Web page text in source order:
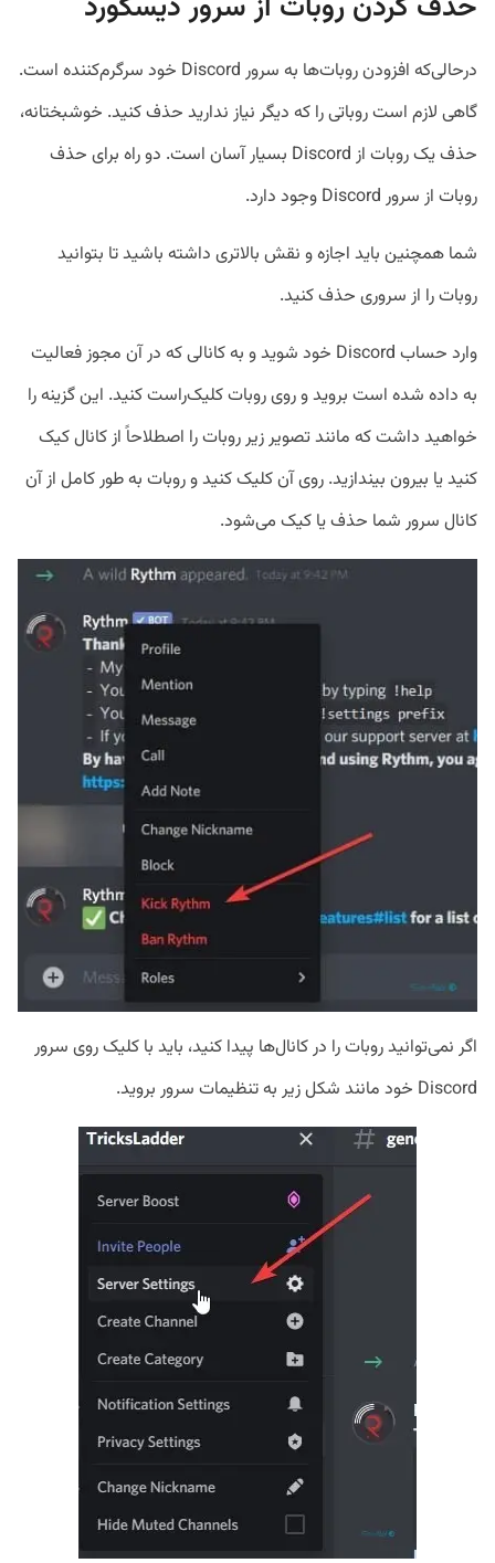
درحالی‌که افزودن روبات‌ها به سرور Discord خود سرگرم‌کننده است.
گاهی لازم است روباتی را که دیگر نیاز ندارید حذف کنید. خوشبختانه،
حذف یک روبات از Discord بسیار آسان است. دو راه برای حذف
روبات از سرور Discord وجود دارد.
شما همچنین باید اجازه و نقش بالاتری داشته باشید تا بتوانید
روبات را از سروری حذف کنید.
وارد حساب Discord خود شوید و به کانالی که در آن مجوز فعالیت
به داده شده است بروید و روی روبات کلیک‌راست کنید. این گزینه را
خواهید داشت که مانند تصویر زیر روبات را اصطلاحاً از کانال کیک
کنید یا بیرون بیندازید. روی آن کلیک کنید و روبات به طور کامل از آن
کانال سرور شما حذف یا کیک می‌شود.
اگر نمی‌توانید روبات را در کانال‌ها پیدا کنید، باید با کلیک روی سرور
Discord خود مانند شکل زیر به تنظیمات سرور بروید.